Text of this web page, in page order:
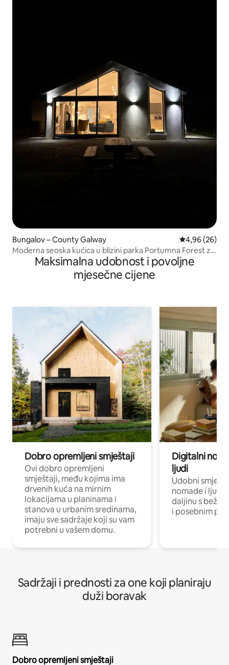
Bungalov – County Galway Prosječna
4,96 (26)
Moderna seoska kućica u blizini parka Portumna Forest za
6 osobaMaksimalna udobnost i povoljne
mjesečne cijene
Dobro opremljeni smještaji
Ovi dobro opremljeni
smještaji, među kojima ima
drvenih kuća na mirnim
lokacijama u planinama i
stanova u urbanim sredinama,
imaju sve sadržaje koji su vam
potrebni u vašem domu.
Digitalni
ljudi
Udobni
nomade i ljude
daljinu s
i posebnim
Sadržaji i prednosti za one koji planiraju
duži boravak
Dobro opremljeni smještaji